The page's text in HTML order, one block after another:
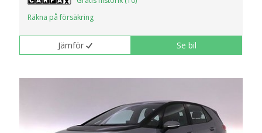
Räkna på försäkring
Jämför Se bil